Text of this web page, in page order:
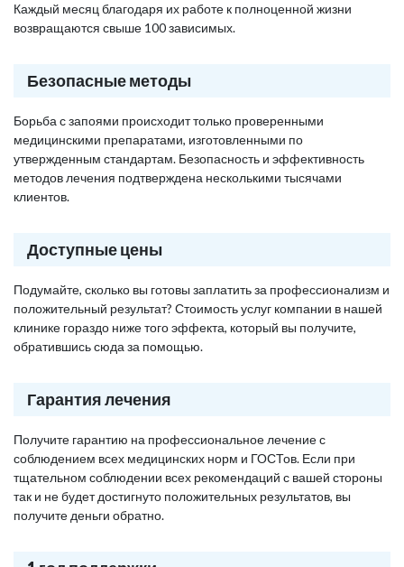
Каждый месяц благодаря их работе к полноценной жизни
возвращаются свыше 100 зависимых.
Безопасные методы
Борьба с запоями происходит только проверенными
медицинскими препаратами, изготовленными по
утвержденным стандартам. Безопасность и эффективность
методов лечения подтверждена несколькими тысячами
клиентов.
Доступные цены
Подумайте, сколько вы готовы заплатить за профессионализм и
положительный результат? Стоимость услуг компании в нашей
клинике гораздо ниже того эффекта, который вы получите,
обратившись сюда за помощью.
Гарантия лечения
Получите гарантию на профессиональное лечение с
соблюдением всех медицинских норм и ГОСТов. Если при
тщательном соблюдении всех рекомендаций с вашей стороны
так и не будет достигнуто положительных результатов, вы
получите деньги обратно.